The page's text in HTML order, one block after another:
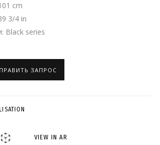
ГРИГ
cm
3/4 in
Black series
ЗАПРОС
VIEW IN AR